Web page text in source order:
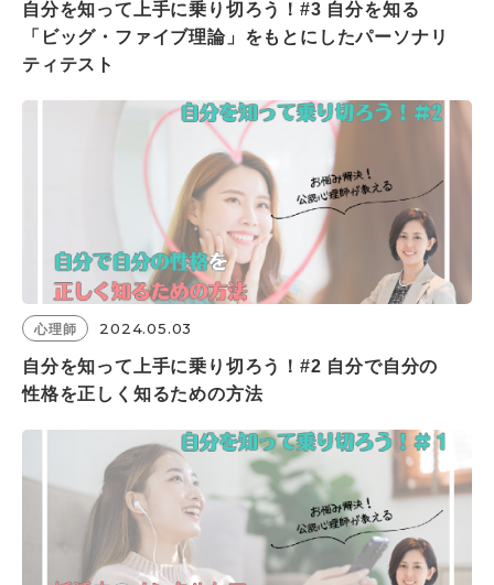
自分を知って上手に乗り切ろう！#3 自分を知る
「ビッグ・ファイブ理論」をもとにしたパーソナリ
ティテスト
心理師 2024.05.03
自分を知って上手に乗り切ろう！#2 自分で自分の
性格を正しく知るための方法